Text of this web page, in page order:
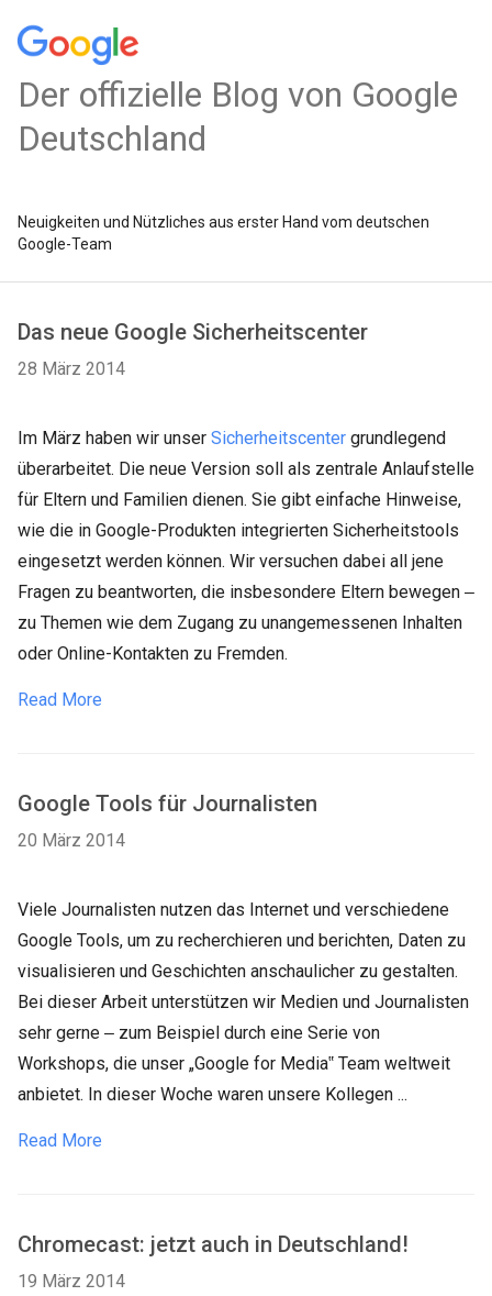
Der offizielle Blog von Google
Deutschland
Neuigkeiten und Nützliches aus erster Hand vom deutschen
Google-Team
Das neue Google Sicherheitscenter
28 März 2014
Im März haben wir unser Sicherheitscenter grundlegend
überarbeitet. Die neue Version soll als zentrale Anlaufstelle
für Eltern und Familien dienen. Sie gibt einfache Hinweise,
wie die in Google-Produkten integrierten Sicherheitstools
eingesetzt werden können. Wir versuchen dabei all jene
Fragen zu beantworten, die insbesondere Eltern bewegen ‒
zu Themen wie dem Zugang zu unangemessenen Inhalten
oder Online-Kontakten zu Fremden.
Read More
Google Tools für Journalisten
20 März 2014
Viele Journalisten nutzen das Internet und verschiedene
Google Tools, um zu recherchieren und berichten, Daten zu
visualisieren und Geschichten anschaulicher zu gestalten.
Bei dieser Arbeit unterstützen wir Medien und Journalisten
sehr gerne ‒ zum Beispiel durch eine Serie von
Workshops, die unser „Google for Media‟ Team weltweit
anbietet. In dieser Woche waren unsere Kollegen ...
Read More
Chromecast: jetzt auch in Deutschland!
19 März 2014